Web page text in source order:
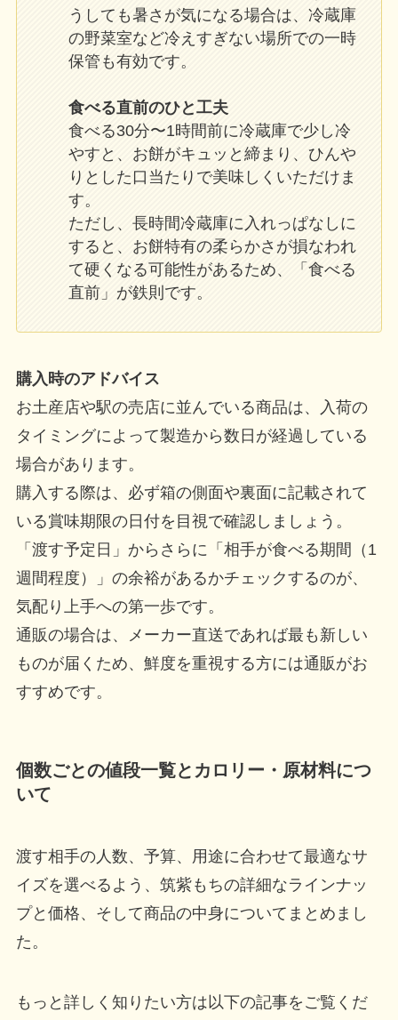
うしても暑さが気になる場合は、冷蔵庫
の野菜室など冷えすぎない場所での一時
保管も有効です。
食べる直前のひと工夫
食べる30分〜1時間前に冷蔵庫で少し冷
やすと、お餅がキュッと締まり、ひんや
りとした口当たりで美味しくいただけま
す。
ただし、長時間冷蔵庫に入れっぱなしに
すると、お餅特有の柔らかさが損なわれ
て硬くなる可能性があるため、「食べる
直前」が鉄則です。
購入時のアドバイス
お土産店や駅の売店に並んでいる商品は、入荷の
タイミングによって製造から数日が経過している
場合があります。
購入する際は、必ず箱の側面や裏面に記載されて
いる賞味期限の日付を目視で確認しましょう。
「渡す予定日」からさらに「相手が食べる期間（1
週間程度）」の余裕があるかチェックするのが、
気配り上手への第一歩です。
通販の場合は、メーカー直送であれば最も新しい
ものが届くため、鮮度を重視する方には通販がお
すすめです。
個数ごとの値段一覧とカロリー・原材料につ
いて
渡す相手の人数、予算、用途に合わせて最適なサ
イズを選べるよう、筑紫もちの詳細なラインナッ
プと価格、そして商品の中身についてまとめまし
た。
もっと詳しく知りたい方は以下の記事をご覧くだ